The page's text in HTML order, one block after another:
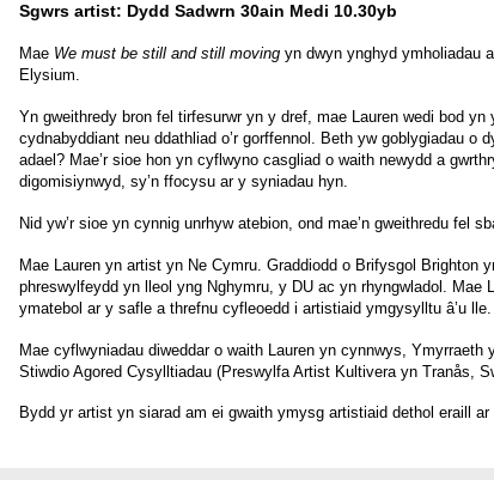
Sgwrs artist: Dydd Sadwrn 30ain Medi 10.30yb
Mae We must be still and still moving yn dwyn ynghyd ymholiadau
Elysium.
Yn gweithredy bron fel tirfesurwr yn y dref, mae Lauren wedi bod
cydnabyddiant neu ddathliad o’r gorffennol. Beth yw goblygiadau
adael? Mae’r sioe hon yn cyflwyno casgliad o waith newydd a
digomisiynwyd, sy’n ffocysu ar y syniadau hyn.
Nid yw’r sioe yn cynnig unrhyw atebion, ond mae’n gweithredu fel
Mae Lauren yn artist yn Ne Cymru. Graddiodd o Brifysgol Brighton
phreswylfeydd yn lleol yng Nghymru, y DU ac yn rhyngwladol. Mae
ymatebol ar y safle a threfnu cyfleoedd i artistiaid ymgysylltu â’u lle.
Mae cyflwyniadau diweddar o waith Lauren yn cynnwys,
Stiwdio Agored Cysylltiadau (Preswylfa Artist Kultivera yn Tranås,
Bydd yr artist yn siarad am ei gwaith ymysg artistiaid dethol eraill